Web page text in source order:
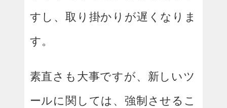
すし、取り掛かりが遅くなりま
す。
素直さも大事ですが、新しいツ
ールに関しては、強制させるこ